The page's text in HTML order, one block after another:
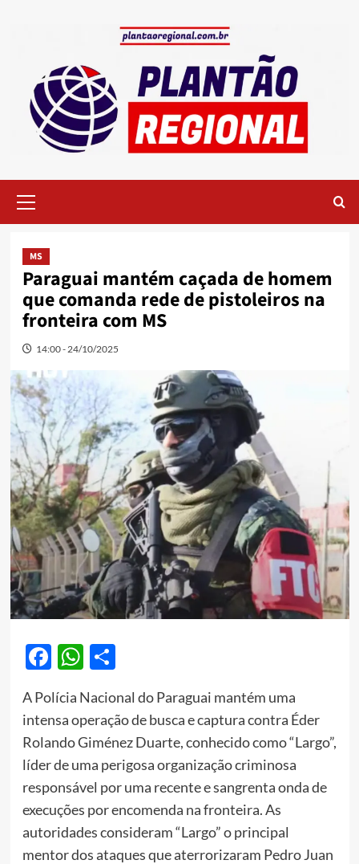
Menu
MS
Paraguai mantém caçada de homem
que comanda rede de pistoleiros na
fronteira com MS
14:00 - 24/10/2025
Facebook
WhatsApp
Share
A Polícia Nacional do Paraguai mantém uma
intensa operação de busca e captura contra Éder
Rolando Giménez Duarte, conhecido como “Largo”,
líder de uma perigosa organização criminosa
responsável por uma recente e sangrenta onda de
execuções por encomenda na fronteira. As
autoridades consideram “Largo” o principal
mentor dos ataques que aterrorizaram Pedro Juan